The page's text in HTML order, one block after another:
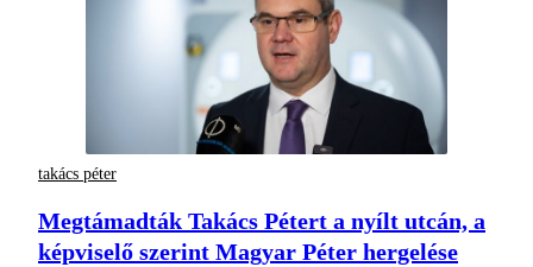
takács péter
Megtámadták Takács Pétert a nyílt utcán, a
képviselő szerint Magyar Péter hergelése